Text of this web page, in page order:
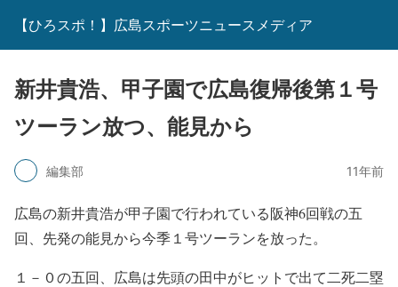
【ひろスポ！】広島スポーツニュースメディア
新井貴浩、甲子園で広島復帰後第１号
ツーラン放つ、能見から
編集部 11年前
広島の新井貴浩が甲子園で行われている阪神6回戦の五
回、先発の能見から今季１号ツーランを放った。
１－０の五回、広島は先頭の田中がヒットで出て二死二塁